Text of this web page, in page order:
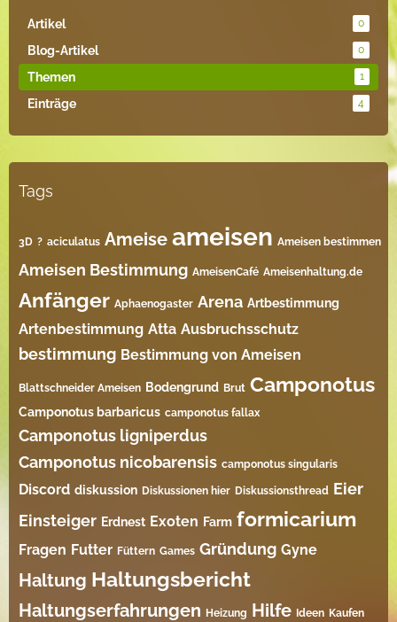
Artikel 0
Blog-Artikel 0
Themen 1
Einträge 4
Tags
3D ? aciculatus Ameise ameisen Ameisen bestimmen
Ameisen Bestimmung AmeisenCafé Ameisenhaltung.de
Anfänger Aphaenogaster Arena Artbestimmung
Artenbestimmung Atta Ausbruchsschutz
bestimmung Bestimmung von Ameisen
Blattschneider Ameisen Bodengrund Brut Camponotus
Camponotus barbaricus camponotus fallax
Camponotus ligniperdus
Camponotus nicobarensis camponotus singularis
Discord diskussion Diskussionen hier Diskussionsthread Eier
Einsteiger Erdnest Exoten Farm formicarium
Fragen Futter Füttern Games Gründung Gyne
Haltung Haltungsbericht
Haltungserfahrungen Heizung Hilfe Ideen Kaufen